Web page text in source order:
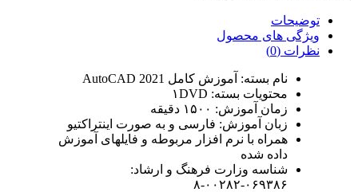
توضیحات
ویژگی های محصول
نظرات (0)
نام بسته: آموزش کامل AutoCAD 2021
محتویات بسته: ۱DVD
زمان آموزش: ۱۵۰۰ دقیقه
زبان آموزش: فارسی و به صورت اینتراکتیو
همراه با نرم افزار مربوطه و فایلهای آموزش
داده شده
شناسه وزارت فرهنگ و ارشاد:
۰۶۹۳۸۶-۰۰۲۸۲-۸